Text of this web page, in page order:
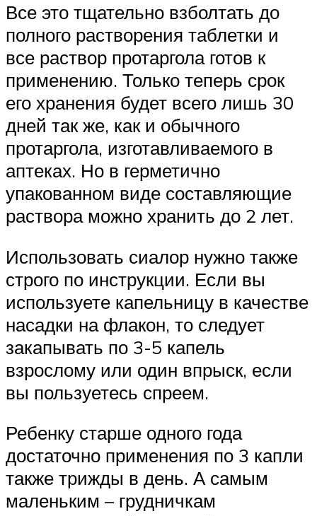
Все это тщательно взболтать до
полного растворения таблетки и
все раствор протаргола готов к
применению. Только теперь срок
его хранения будет всего лишь 30
дней так же, как и обычного
протаргола, изготавливаемого в
аптеках. Но в герметично
упакованном виде составляющие
раствора можно хранить до 2 лет.
Использовать сиалор нужно также
строго по инструкции. Если вы
используете капельницу в качестве
насадки на флакон, то следует
закапывать по 3-5 капель
взрослому или один впрыск, если
вы пользуетесь спреем.
Ребенку старше одного года
достаточно применения по 3 капли
также трижды в день. А самым
маленьким – грудничкам